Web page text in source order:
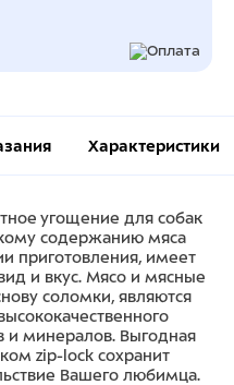
Характеристики
угощение для собак
содержанию мяса
приготовления, имеет
и вкус. Мясо и мясные
соломки, являются
и минералов. Выгодная
zip-lock сохранит
Вашего любимца.